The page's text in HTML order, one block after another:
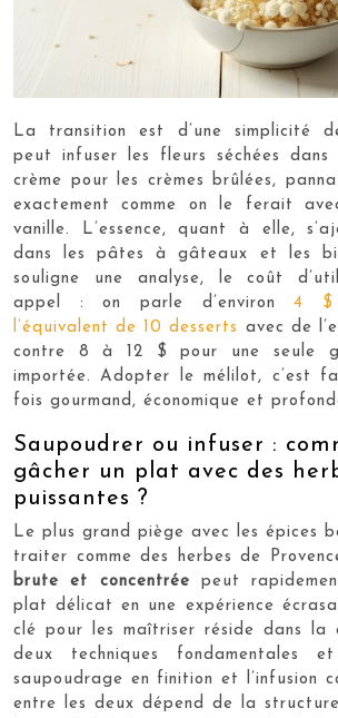
La transition est d’une simplicité
peut infuser les fleurs séchées
crème pour les crèmes brûlées,
exactement comme on le ferait
vanille. L’essence, quant à elle,
dans les pâtes à gâteaux et les
souligne une analyse, le coût
appel : on parle d’environ4 $
l’équivalent de 10 desserts avec de
contre 8 à 12 $ pour une seule
importée. Adopter le mélilot, c’est
fois gourmand, économique et
Saupoudrer ou infuser :
gâcher un plat avec des
puissantes ?
Le plus grand piège avec les épices
traiter comme des herbes de
brute et concentrée peut
plat délicat en une expérience
clé pour les maîtriser réside dans la
deux techniques fondamentales
saupoudrage en finition et l’infusion
entre les deux dépend de la